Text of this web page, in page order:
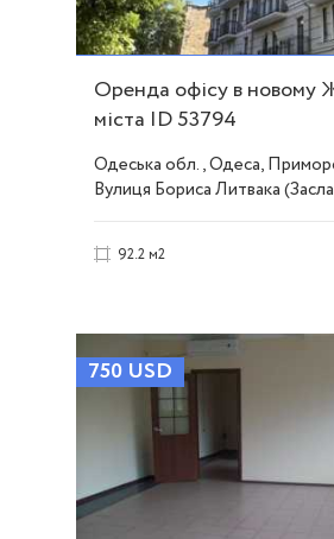
Оренда офісу в новому
міста ID 53794
Одеська обл., Одеса,
Вулиця Бориса Литвака
92.2 м2
750 USD